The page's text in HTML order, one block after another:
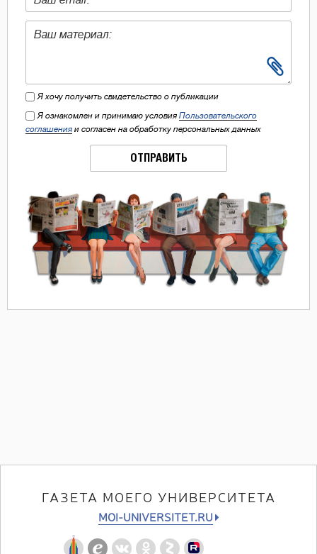
Я хочу получить свидетельство о публикации
Я ознакомлен и принимаю условия Пользовательского
соглашения и согласен на обработку персональных данных
ОТПРАВИТЬ
ГАЗЕТА МОЕГО УНИВЕРСИТЕТА
MOI-UNIVERSITET.RU